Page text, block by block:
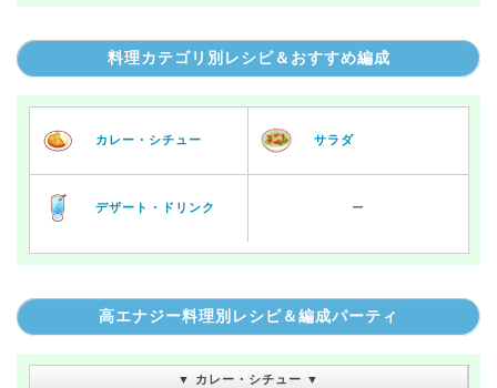
料理カテゴリ別レシピ＆おすすめ編成
カレー・シチュー サラダ
デザート・ドリンク ー
高エナジー料理別レシピ＆編成パーティ
▼ カレー・シチュー ▼